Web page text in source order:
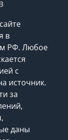
в
РФ. Любое
с
источник.
за